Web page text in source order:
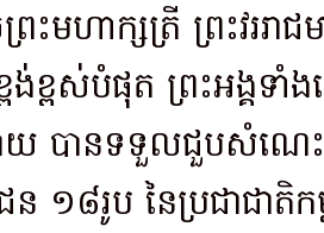
ះមហាក្សត្រី ព្រះវររាជម
ង់ខ្ពស់បំផុត ព្រះអង្គទាំង
ាយ បានទទួលជួបសំ
១៨រូប នៃប្រជាជាតិក